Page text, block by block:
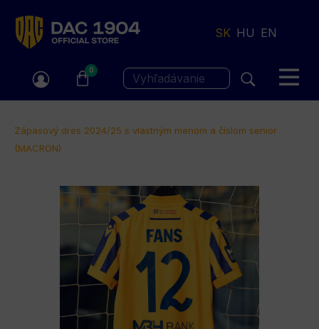
navigation
0
HU
SK EN
Vyhľadávanie
Nachádzate
sa
Zápasový dres 2024/25 s vlastným menom a číslom senior
(MACRON)